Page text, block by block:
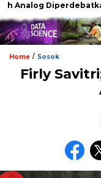
Diperdebatkan di
Home / Sosok
Firly